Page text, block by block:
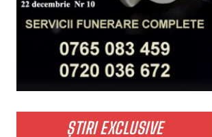
ȘTIRI EXCLUSIVE